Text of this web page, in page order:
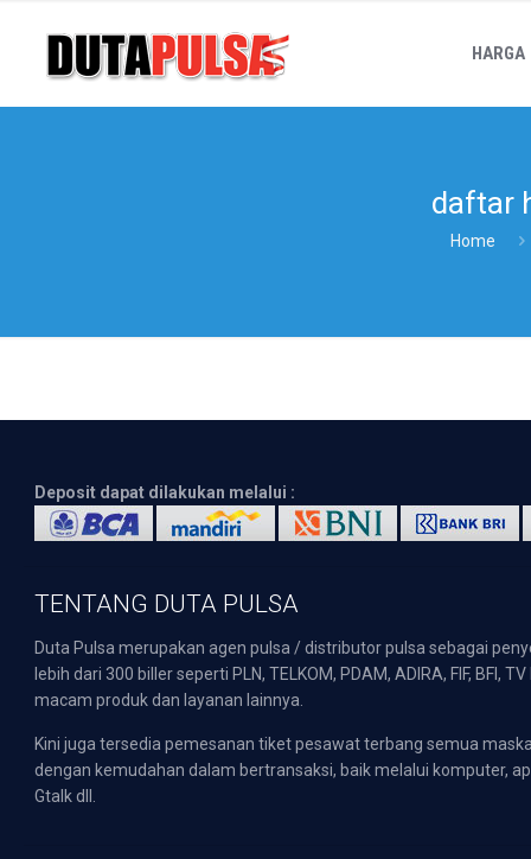
HARGA
daftar
Home
Deposit dapat dilakukan melalui :
TENTANG DUTA PULSA
Duta Pulsa merupakan agen pulsa / distributor pulsa sebagai
lebih dari 300 biller seperti PLN, TELKOM, PDAM, ADIRA, FIF,
macam produk dan layanan lainnya.
Kini juga tersedia pemesanan tiket pesawat terbang semua
dengan kemudahan dalam bertransaksi, baik melalui komputer,
Gtalk dll.